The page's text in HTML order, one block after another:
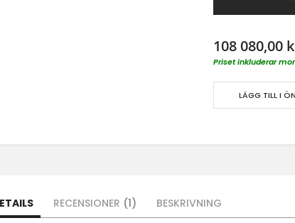
108 080,00
Priset inkluderar
LÄGG TILL I
RECENSIONER 1 BESKRIVNING